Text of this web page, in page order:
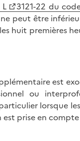
3121-22 du
peut être
huit premières
est
ou
lorsque
prise en